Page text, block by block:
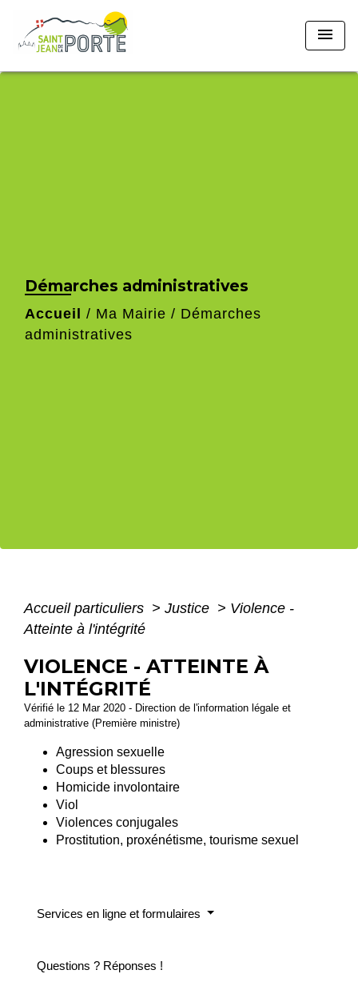
menu
Démarches administratives
Accueil / Ma Mairie / Démarches
administratives
Accueil particuliers > Justice > Violence -
Atteinte à l'intégrité
VIOLENCE - ATTEINTE À
L'INTÉGRITÉ
Vérifié le 12 Mar 2020 - Direction de l'information légale et
administrative (Première ministre)
Agression sexuelle
Coups et blessures
Homicide involontaire
Viol
Violences conjugales
Prostitution, proxénétisme, tourisme sexuel
Services en ligne et formulaires
Questions ? Réponses !